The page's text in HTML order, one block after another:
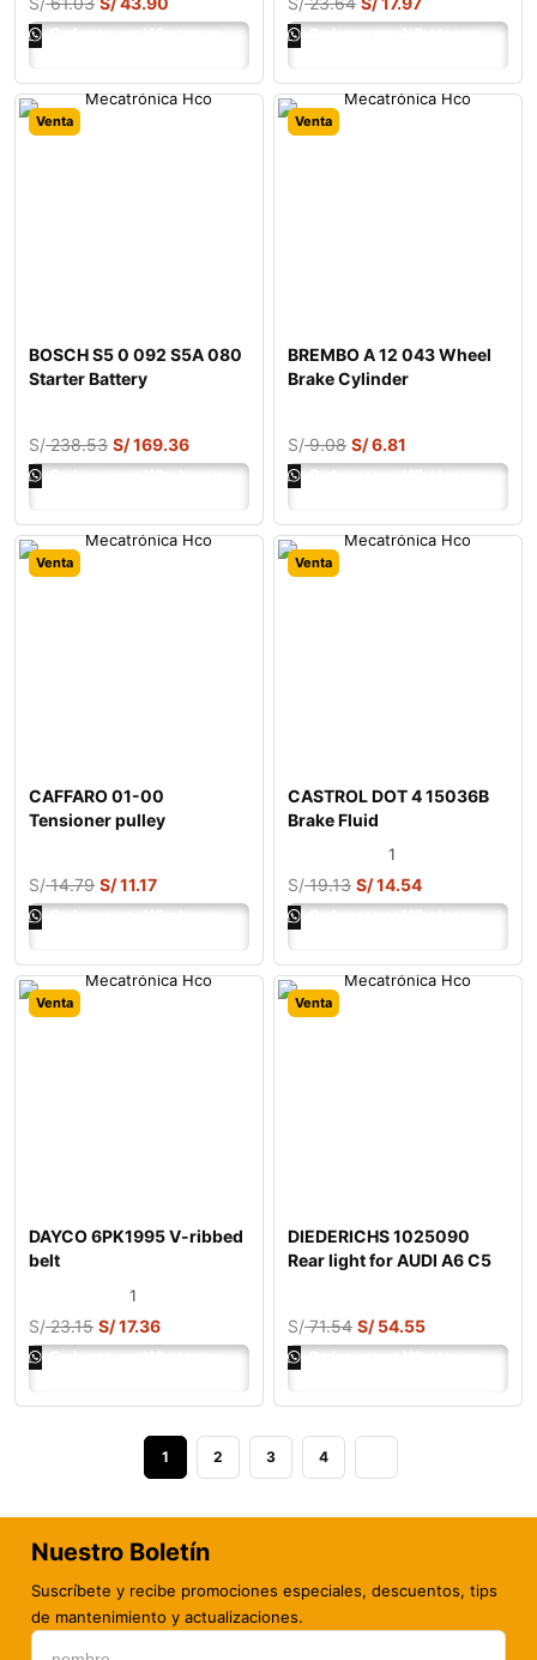
Ordenar por Whatsapp Ordenar por Whatsapp
Venta
BOSCH S5 0 092 S5A 080
Starter Battery
S/238.53 S/169.36
Ordenar por Whatsapp
Venta
BREMBO A 12 043 Wheel
Brake Cylinder
S/9.08 S/6.81
Ordenar por Whatsapp
Venta
CAFFARO 01-00
Tensioner pulley
S/14.79 S/11.17
Ordenar por Whatsapp
Venta
CASTROL DOT 4 15036B
Brake Fluid
1
S/19.13 S/14.54
Ordenar por Whatsapp
Venta
DAYCO 6PK1995 V-ribbed
belt
1
S/23.15 S/17.36
Ordenar por Whatsapp
Venta
DIEDERICHS 1025090
Rear light for AUDI A6 C5
S/71.54 S/54.55
Ordenar por Whatsapp
1 2 3 4
Nuestro Boletín
Suscríbete y recibe promociones especiales, descuentos, tips
de mantenimiento y actualizaciones.